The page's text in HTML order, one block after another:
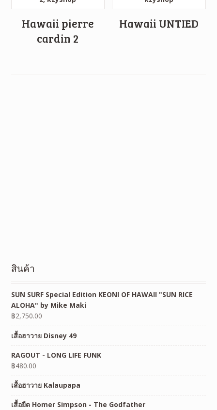
Hawaii pierre
cardin 2
Hawaii UNTIED
สินค้า
SUN SURF Special Edition KEONI OF HAWAII "SUN RICE
ALOHA" by Mike Maki
฿2,750.00
เสื้อฮาวาย Disney 49
RAGOUT - LONG LIFE FUNK
฿480.00
เสื้อฮาวาย Kalaupapa
เสื้อยืด Homer Simpson - The Godfather